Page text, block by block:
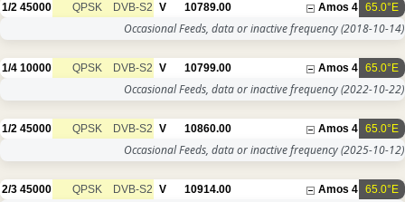
65.0°E
Amos 4
10789.00
V
DVB-S2
QPSK
45000
1/2
Occasional Feeds, data or inactive frequency(2018-10-14)
65.0°E
Amos 4
10799.00
V
DVB-S2
QPSK
10000
1/4
Occasional Feeds, data or inactive frequency(2022-10-22)
65.0°E
Amos 4
10860.00
V
DVB-S2
QPSK
45000
1/2
Occasional Feeds, data or inactive frequency(2025-10-12)
65.0°E
Amos 4
10914.00
V
DVB-S2
QPSK
45000
2/3